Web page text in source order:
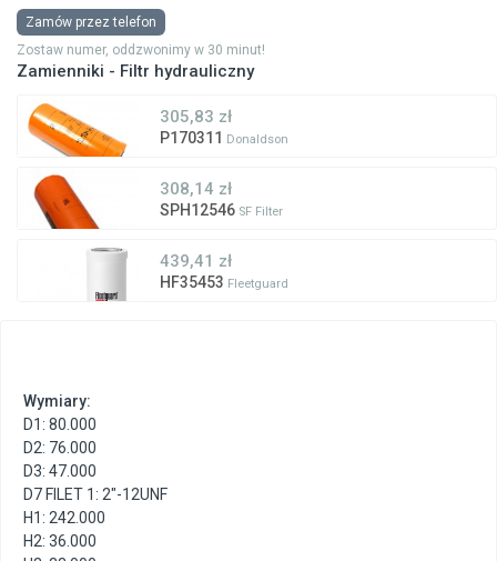
Zamów przez telefon
Zostaw numer, oddzwonimy w 30 minut!
Zamienniki - Filtr hydrauliczny
305,83 zł
P170311 Donaldson
308,14 zł
SPH12546 SF Filter
439,41 zł
HF35453 Fleetguard
Wymiary:
D1: 80.000
D2: 76.000
D3: 47.000
D7 FILET 1: 2"-12UNF
H1: 242.000
H2: 36.000